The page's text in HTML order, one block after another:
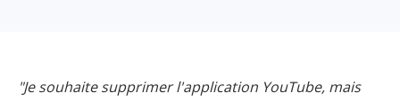
"Je souhaite supprimer l'application YouTube, mais